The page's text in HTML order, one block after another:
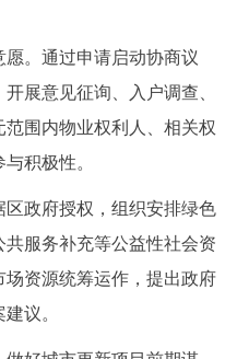
。通过申请启动协商议
展意见征询、入户调查、
围内物业权利人、相关权
积极性。
政府授权，组织安排绿色
服务补充等公益性社会资
资源统筹运作，提出政府
议。